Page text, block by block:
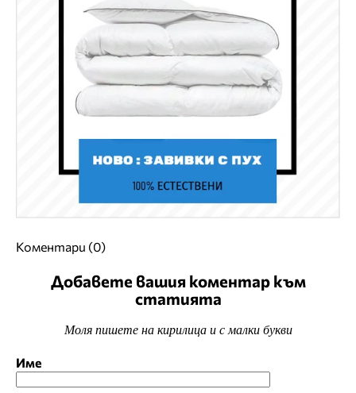
Коментари (0)
Добавете вашия коментар към
статията
Моля пишете на кирилица и с малки букви
Име